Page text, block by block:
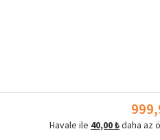
Havale ile 40,00 ₺ daha az